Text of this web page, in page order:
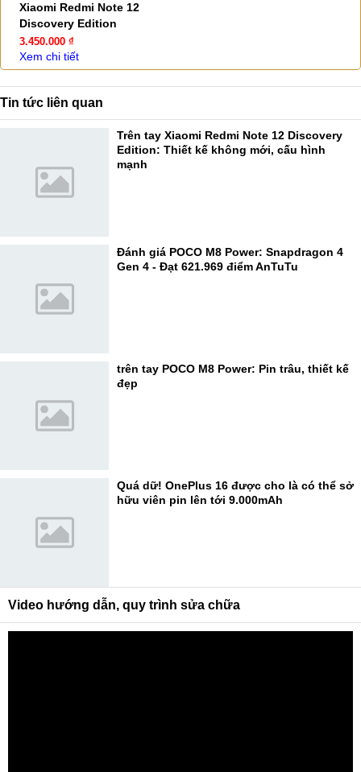
Xiaomi Redmi Note 12
Discovery Edition
3.450.000 ₫
Xem chi tiết
Tin tức liên quan
Trên tay Xiaomi Redmi Note 12 Discovery
Edition: Thiết kế không mới, cấu hình
mạnh
Đánh giá POCO M8 Power: Snapdragon 4
Gen 4 - Đạt 621.969 điểm AnTuTu
trên tay POCO M8 Power: Pin trâu, thiết kế
đẹp
Quá dữ! OnePlus 16 được cho là có thể sở
hữu viên pin lên tới 9.000mAh
Video hướng dẫn, quy trình sửa chữa